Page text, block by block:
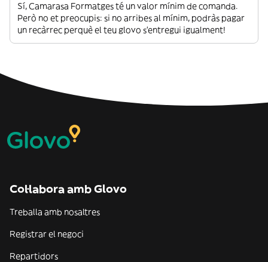
Sí, Camarasa Formatges té un valor mínim de comanda.
Però no et preocupis: si no arribes al mínim, podràs pagar
un recàrrec perquè el teu glovo s’entregui igualment!
Col·labora amb Glovo
Treballa amb nosaltres
Registrar el negoci
Repartidors